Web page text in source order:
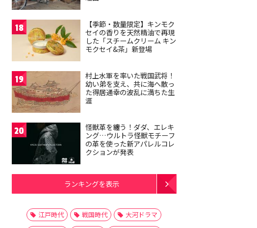
18
【季節・数量限定】キンモク
セイの香りを天然精油で再現
した「スチームクリーム キン
モクセイ&茶」新登場
19
村上水軍を率いた戦国武将！
幼い弟を支え、共に海へ散っ
た得居通幸の波乱に満ちた生
涯
20
怪獣革を纏う！ダダ、エレキ
ング…ウルトラ怪獣モチーフ
の革を使った新アパレルコレ
クションが発表
ランキングを表示
江戸時代 戦国時代
大河ドラマ